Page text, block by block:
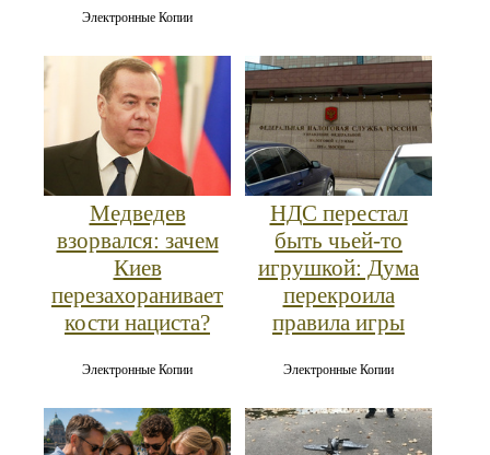
Электронные Копии
Медведев
взорвался: зачем
Киев
перезахоранивает
кости нациста?
Электронные Копии
НДС перестал
быть чьей-то
игрушкой: Дума
перекроила
правила игры
Электронные Копии